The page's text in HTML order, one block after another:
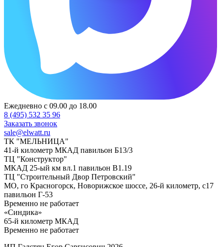
Ежедневно с 09.00 до 18.00
8 (495) 532 35 96
Заказать звонок
sale@elwatt.ru
ТК "МЕЛЬНИЦА"
41-й километр МКАД павильон Б13/3
ТЦ "Конструктор"
МКАД 25-ый км вл.1 павильон В1.19
ТЦ "Строительный Двор Петровский"
МО, го Красногорск, Новорижское шоссе, 26-й километр, с17
павильон Г-53
Временно не работает
«Синдика»
65-й километр МКАД
Временно не работает